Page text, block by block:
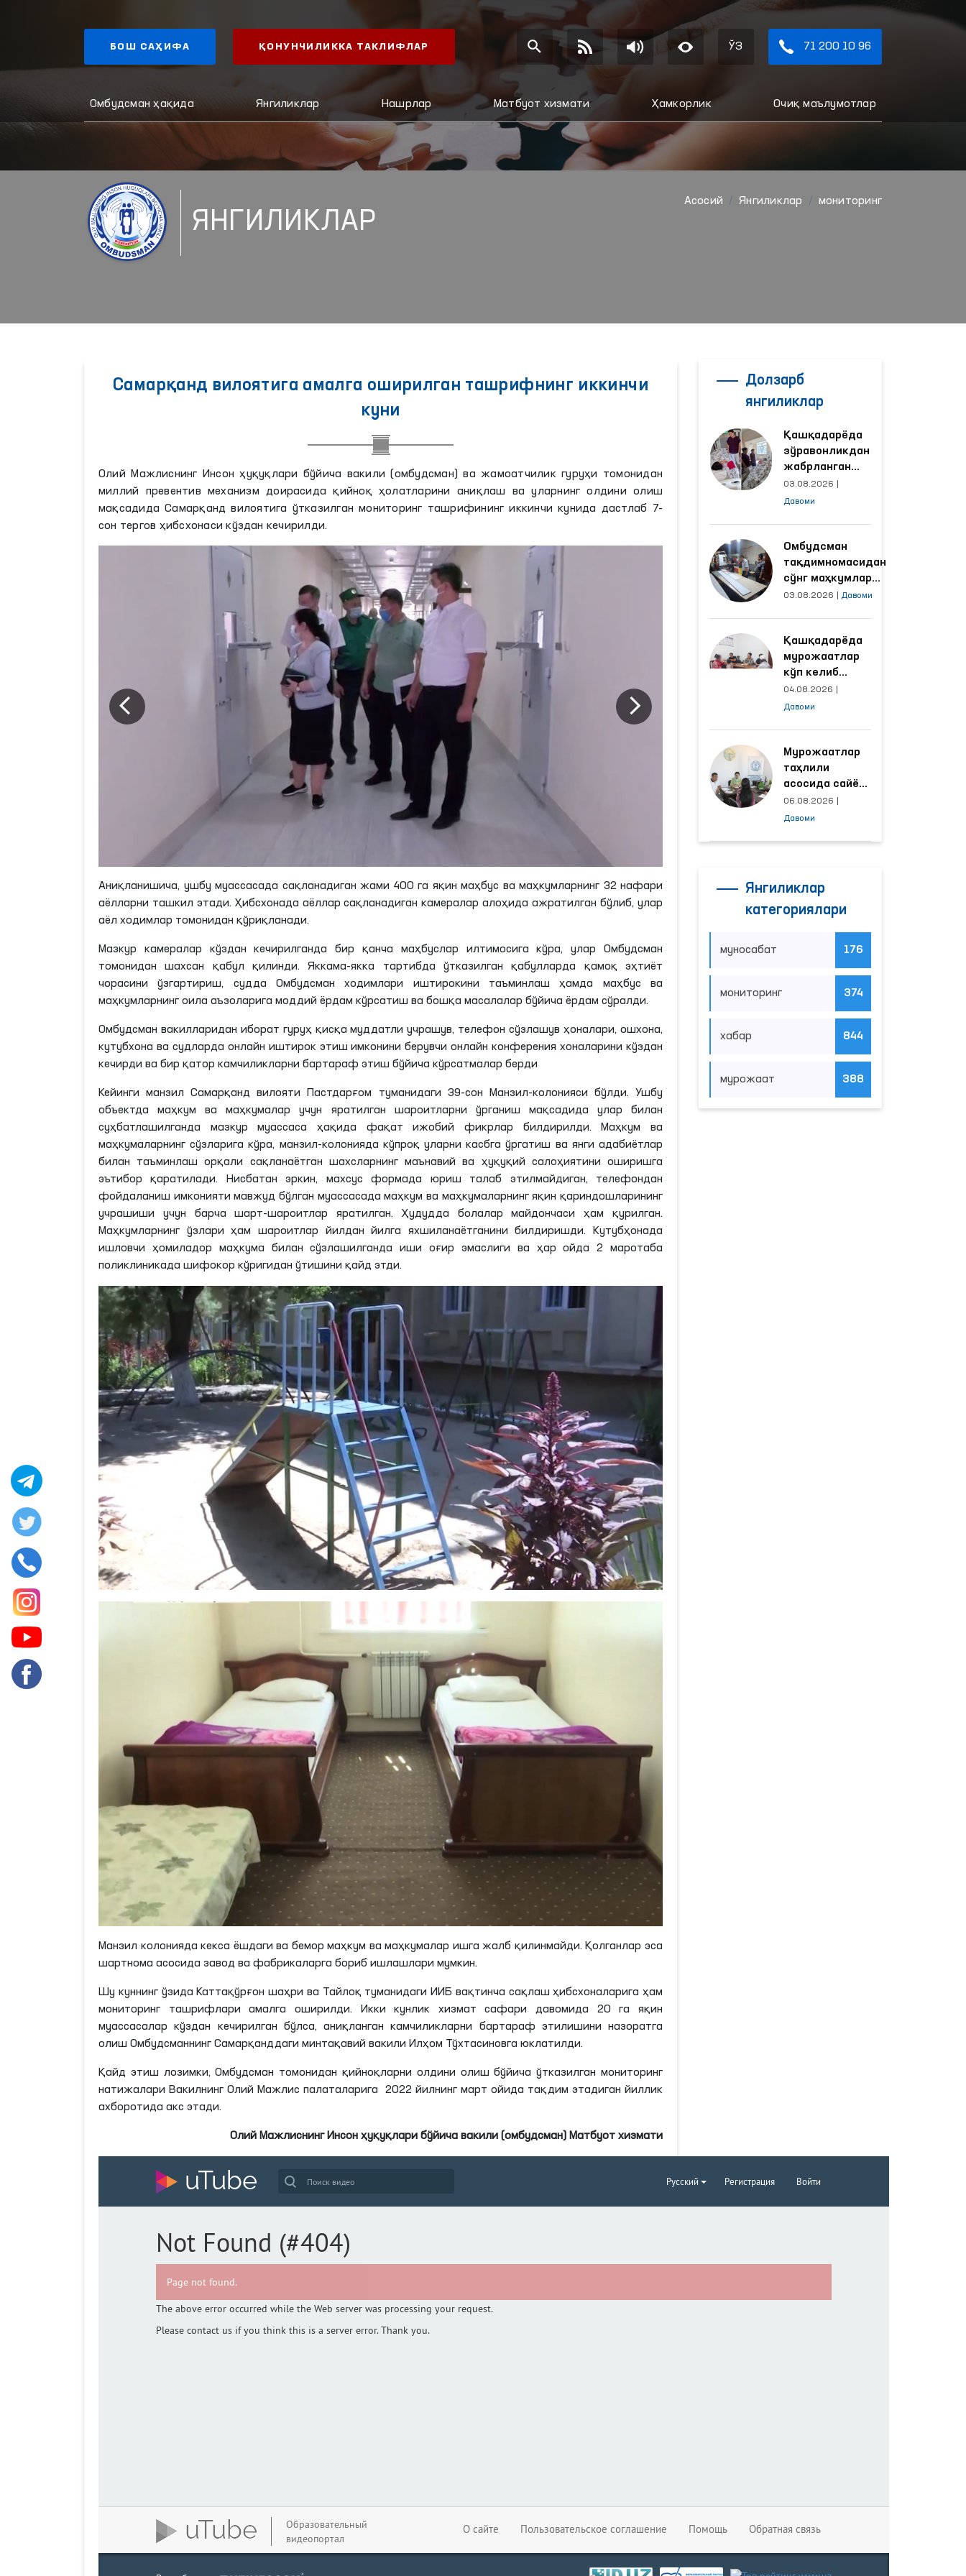
БОШ САҲИФА ҚОНУНЧИЛИККА ТАКЛИФЛАР ЎЗ 71 200 10 96
Омбудсман ҳақида Янгиликлар Нашрлар Матбуот хизмати Ҳамкорлик Очиқ маълумотлар
ЯНГИЛИКЛАР
Aсосий Янгиликлар мониторинг
Самарқанд вилоятига амалга оширилган ташрифнинг иккинчи
куни
Олий Мажлиснинг Инсон ҳуқуқлари бўйича вакили (омбудсман) ва жамоатчилик гуруҳи томонидан
миллий превентив механизм доирасида қийноқ ҳолатларини аниқлаш ва уларнинг олдини олиш
мақсадида Самарқанд вилоятига ўтказилган мониторинг ташрифининг иккинчи кунида дастлаб 7-
сон тергов ҳибсхонаси кўздан кечирилди.
Аниқланишича, ушбу муассасада сақланадиган жами 400 га яқин маҳбус ва маҳкумларнинг 32 нафари
аёлларни ташкил этади. Ҳибсхонада аёллар сақланадиган камералар алоҳида ажратилган бўлиб, улар
аёл ходимлар томонидан қўриқланади.
Мазкур камералар кўздан кечирилганда бир қанча маҳбуслар илтимосига кўра, улар Омбудсман
томонидан шахсан қабул қилинди. Яккама-якка тартибда ўтказилган қабулларда қамоқ эҳтиёт
чорасини ўзгартириш, судда Омбудсман ходимлари иштирокини таъминлаш ҳамда маҳбус ва
маҳкумларнинг оила аъзоларига моддий ёрдам кўрсатиш ва бошқа масалалар бўйича ёрдам сўралди.
Омбудсман вакилларидан иборат гуруҳ қисқа муддатли учрашув, телефон сўзлашув ҳоналари, ошхона,
кутубхона ва судларда онлайн иштирок этиш имконини берувчи онлайн конферения хоналарини кўздан
кечирди ва бир қатор камчиликларни бартараф этиш бўйича кўрсатмалар берди
Кейинги манзил Самарқанд вилояти Пастдарғом туманидаги 39-сон Манзил-колонияси бўлди. Ушбу
объектда маҳкум ва маҳкумалар учун яратилган шароитларни ўрганиш мақсадида улар билан
суҳбатлашилганда мазкур муассаса ҳақида фақат ижобий фикрлар билдирилди. Маҳкум ва
маҳкумаларнинг сўзларига кўра, манзил-колонияда кўпроқ уларни касбга ўргатиш ва янги адабиётлар
билан таъминлаш орқали сақланаётган шахсларнинг маънавий ва ҳуқуқий салоҳиятини оширишга
эътибор қаратилади. Нисбатан эркин, махсус формада юриш талаб этилмайдиган, телефондан
фойдаланиш имконияти мавжуд бўлган муассасада маҳкум ва маҳкумаларнинг яқин қариндошларининг
учрашиши учун барча шарт-шароитлар яратилган. Ҳудудда болалар майдончаси ҳам қурилган.
Маҳкумларнинг ўзлари ҳам шароитлар йилдан йилга яхшиланаётганини билдиришди. Кутубҳонада
ишловчи ҳомиладор маҳкума билан сўзлашилганда иши оғир эмаслиги ва ҳар ойда 2 маротаба
поликлиникада шифокор кўригидан ўтишини қайд этди.
Манзил колонияда кекса ёшдаги ва бемор маҳкум ва маҳкумалар ишга жалб қилинмайди. Қолганлар эса
шартнома асосида завод ва фабрикаларга бориб ишлашлари мумкин.
Шу куннинг ўзида Каттақўрғон шаҳри ва Тайлоқ туманидаги ИИБ вақтинча сақлаш ҳибсхоналарига ҳам
мониторинг ташрифлари амалга оширилди. Икки кунлик хизмат сафари давомида 20 га яқин
муассасалар кўздан кечирилган бўлса, аниқланган камчиликларни бартараф этилишини назоратга
олиш Омбудсманнинг Самарқанддаги минтақавий вакили Илҳом Тўхтасиновга юклатилди.
Қайд этиш лозимки, Омбудсман томонидан қийноқларни олдини олиш бўйича ўтказилган мониторинг
натижалари Вакилнинг Олий Мажлис палаталарига 2022 йилнинг март ойида тақдим этадиган йиллик
ахборотида акс этади.
Олий Мажлиснинг Инсон ҳуқуқлари бўйича вакили (омбудсман) Матбуот хизмати
Долзарб
янгиликлар
Қашқадарёда
зўравонликдан
жабрланган
аёлнинг ҳолати
Омбудсман
03.08.2026
Давоми
Омбудсман
тақдимномасидан
сўнг маҳкумлар
меҳнат қилаётган
яхшиланди
03.08.2026 Давоми
Қашқадарёда
мурожаатлар
кўп келиб
тушаётган
ҳудудлар
ишлаш йўлга
қўйилди
04.08.2026
Давоми
Мурожаатлар
таҳлили
асосида сайёр
қабул
ўтказиладиган
06.08.2026
Давоми
Янгиликлар
категориялари
муносабат 176
мониторинг 374
хабар 844
мурожаат 388